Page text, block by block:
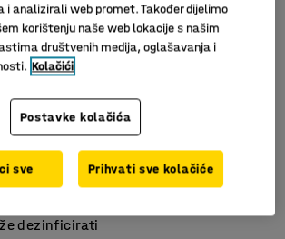
prostore
dezinficirati
i analizirali web promet. Također dijelimo
korištenju naše web lokacije s našim
društvenih medija, oglašavanja i
Kolačići
Postavke kolačića
sve Prihvati sve kolačiće